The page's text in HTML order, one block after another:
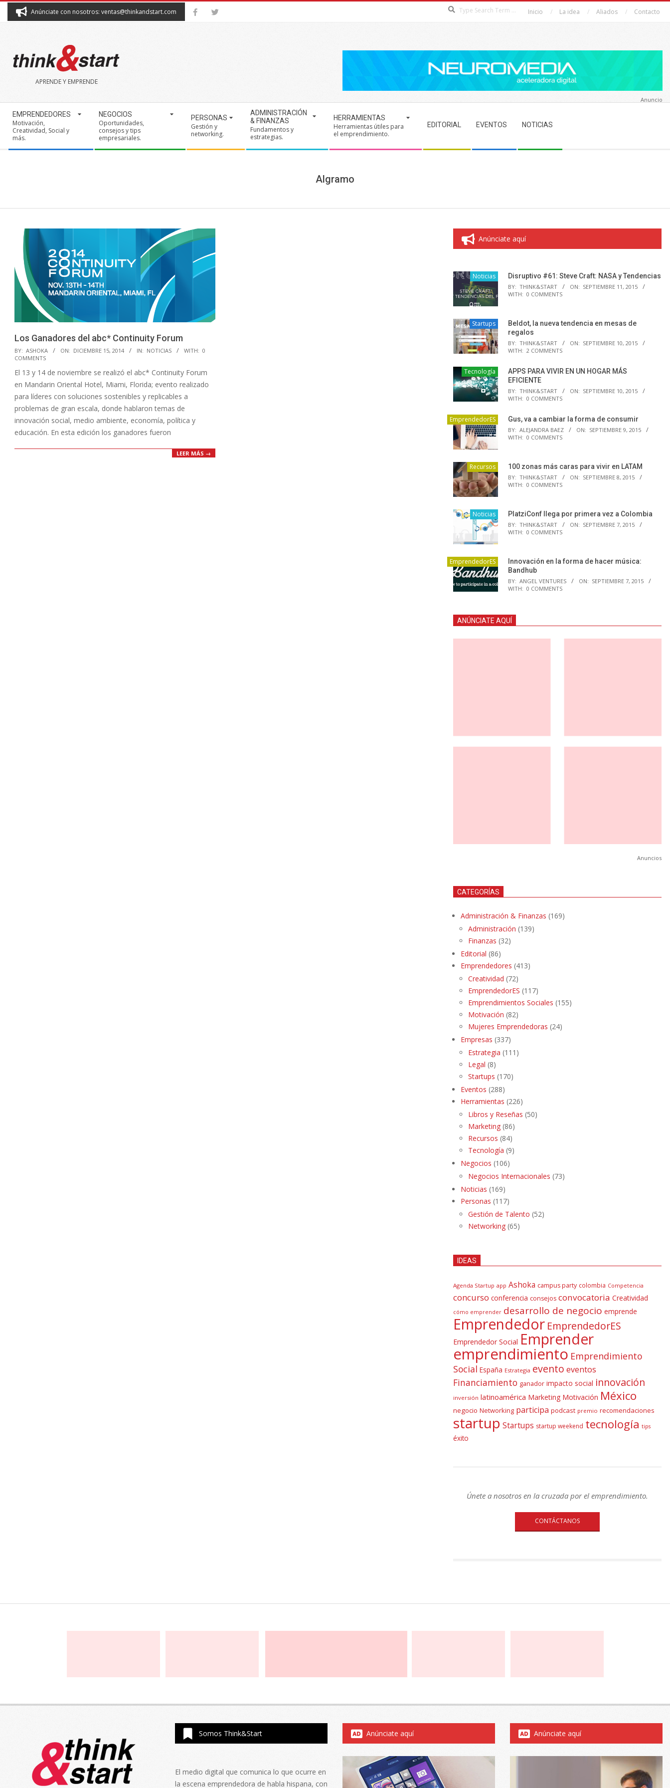
Anúnciate con nosotros: ventas@thinkandstart.com Inicio La idea Aliados Contacto
THINK&START
APRENDE Y EMPRENDE
Navigation
Menu
EMPRENDEDORES
Motivación,
Creatividad, Social y
más.
NEGOCIOS
Oportunidades,
consejos y tips
empresariales.
PERSONAS
Gestión y
networking.
ADMINISTRACIÓN
& FINANZAS
Fundamentos y
estrategias.
HERRAMIENTAS
Herramientas útiles para
el emprendimiento.
EDITORIAL EVENTOS NOTICIAS
Anuncio
Algramo
Los Ganadores del abc* Continuity Forum
2014-
12-
15
BY: ASHOKA ON: DICIEMBRE 15, 2014 IN: NOTICIAS WITH: 0
COMMENTS
El 13 y 14 de noviembre se realizó el abc* Continuity Forum
en Mandarin Oriental Hotel, Miami, Florida; evento realizado
para líderes con soluciones sostenibles y replicables a
problemas de gran escala, donde hablaron temas de
innovación social, medio ambiente, economía, política y
educación. En esta edición los ganadores fueron
LEER MÁS →
Anúnciate aquí
Noticias Disruptivo #61: Steve Craft: NASA y Tendencias
BY: THINK&START ON: SEPTIEMBRE 11, 2015
WITH: 0 COMMENTS
Startups
Beldot, la nueva tendencia en mesas de
regalos
BY: THINK&START ON: SEPTIEMBRE 10, 2015
WITH: 2 COMMENTS
Tecnología
APPS PARA VIVIR EN UN HOGAR MÁS
EFICIENTE
BY: THINK&START ON: SEPTIEMBRE 10, 2015
WITH: 0 COMMENTS
EmprendedorES Gus, va a cambiar la forma de consumir
BY: ALEJANDRA BAEZ ON: SEPTIEMBRE 9, 2015
WITH: 0 COMMENTS
Recursos 100 zonas más caras para vivir en LATAM
BY: THINK&START ON: SEPTIEMBRE 8, 2015
WITH: 0 COMMENTS
Noticias PlatziConf llega por primera vez a Colombia
BY: THINK&START ON: SEPTIEMBRE 7, 2015
WITH: 0 COMMENTS
EmprendedorES
Innovación en la forma de hacer música:
Bandhub
BY: ANGEL VENTURES ON: SEPTIEMBRE 7, 2015
WITH: 0 COMMENTS
ANÚNCIATE AQUÍ
Anuncios
CATEGORÍAS
Administración & Finanzas (169)
Administración (139)
Finanzas (32)
Editorial (86)
Emprendedores (413)
Creatividad (72)
EmprendedorES (117)
Emprendimientos Sociales (155)
Motivación (82)
Mujeres Emprendedoras (24)
Empresas (337)
Estrategia (111)
Legal (8)
Startups (170)
Eventos (288)
Herramientas (226)
Libros y Reseñas (50)
Marketing (86)
Recursos (84)
Tecnología (9)
Negocios (106)
Negocios Internacionales (73)
Noticias (169)
Personas (117)
Gestión de Talento (52)
Networking (65)
IDEAS
Agenda Startup app Ashoka campus party colombia Competencia
concurso conferencia consejos convocatoria Creatividad
cómo emprender desarrollo de negocio emprende
Emprendedor EmprendedorES
Emprendedor Social Emprender
emprendimiento Emprendimiento
Social España Estrategia evento eventos
Financiamiento ganador impacto social innovación
inversión latinoamérica Marketing Motivación México
negocio Networking participa podcast premio recomendaciones
startup Startups startup weekend tecnología tips
éxito
Únete a nosotros en la cruzada por el emprendimiento.
CONTÁCTANOS
Somos Think&Start
El medio digital que comunica lo que ocurre en
la escena emprendedora de habla hispana, con
Anúnciate aquí Anúnciate aquí